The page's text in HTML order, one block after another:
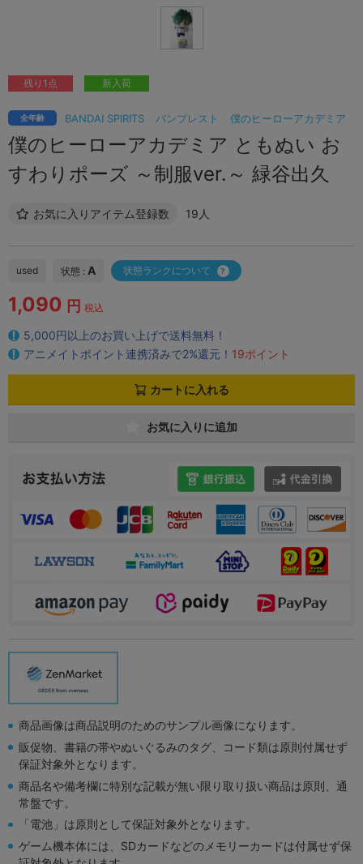
BANDAI SPIRITS バンプレスト 僕のヒーローアカデミア
全年齢
僕のヒーローアカデミア ともぬい お
すわりポーズ ～制服ver.～ 緑谷出久
お気に入りアイテム登録数 19人
残り1点 新入荷
used 状態 : A 状態ランクについて
1,090 円 税込
5,000円以上のお買い上げで送料無料！
アニメイトポイント連携済みで2%還元！ 19ポイント
カートに入れる
お気に入りに追加
商品画像は商品説明のためのサンプル画像になります。
販促物、書籍の帯やぬいぐるみのタグ、コード類は原則付属せず
保証対象外となります。
商品名や備考欄に特別な記載が無い限り取り扱い商品は原則、通
常盤です。
「電池」は原則として保証対象外となります。
ゲーム機本体には、SDカードなどのメモリーカードは付属せず保